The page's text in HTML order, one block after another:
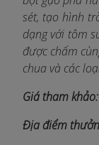
sét, tạo hình
dạng với tôm
được chấm
chua và các
Giá tham khảo:
Địa điểm